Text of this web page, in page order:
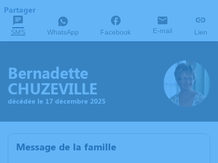
Partager
SMS WhatsApp Facebook E-mail Lien
Bernadette
CHUZEVILLE
décédée le 17 décembre 2025
Message de la famille